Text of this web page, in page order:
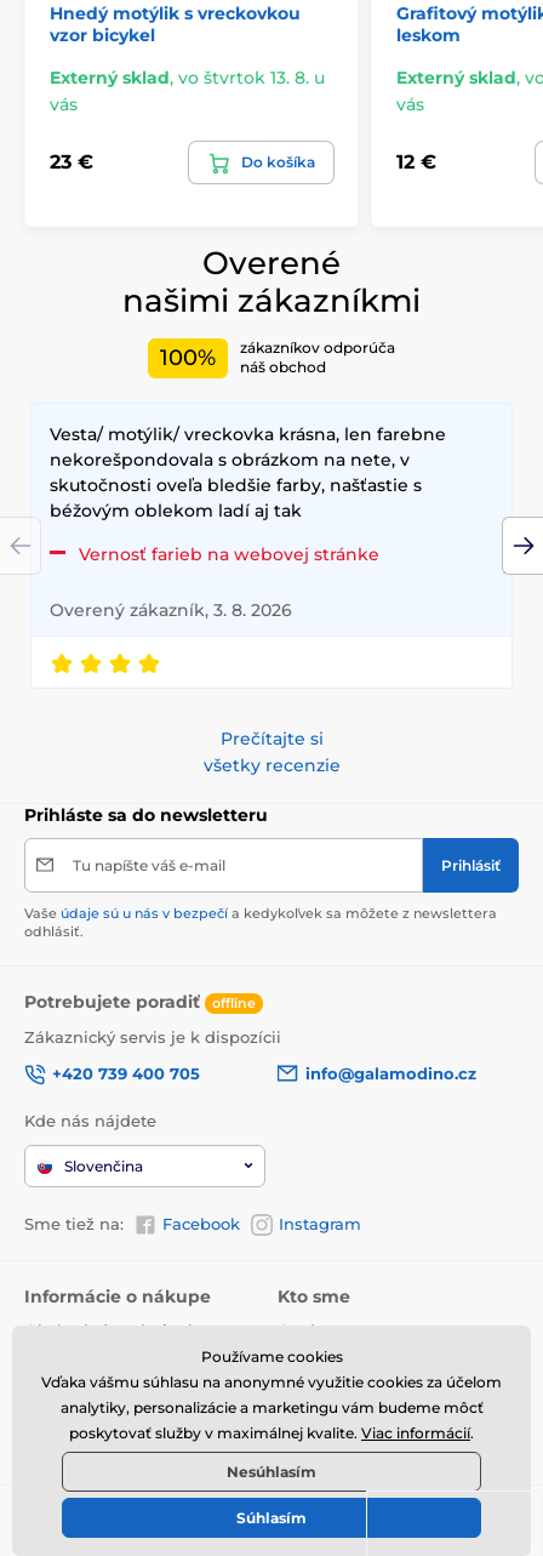
Hnedý motýlik s vreckovkou
vzor bicykel
Externý sklad, vo štvrtok 13. 8. u
vás
23 € Do košíka
Grafitový
leskom
Externý sklad,
vás
12 €
Overené
našimi zákazníkmi
100%
zákazníkov odporúča
náš obchod
Vesta/ motýlik/ vreckovka krásna, len farebne
nekorešpondovala s obrázkom na nete, v
skutočnosti oveľa bledšie farby, našťastie s
béžovým oblekom ladí aj tak
Vernosť farieb na webovej stránke
Overený zákazník, 3. 8. 2026
Prečítajte si
všetky recenzie
Prihláste sa do newsletteru
Tu napíšte váš e-mail Prihlásiť
Vaše údaje sú u nás v bezpečí a kedykoľvek sa môžete z newslettera
odhlásiť.
Potrebujete poradiť offline
Zákaznický servis je k dispozícii
+420 739 400 705
info@galamodino.cz
Kde nás nájdete
Slovenčina
Sme tiež na: Facebook Instagram
Informácie o nákupe
Obchodné podmienky
Vrátenie tovaru a reklamácie
Online vrátenie a reklamácia
Kto sme
O nás
Kontaktné údaje
Ochrana osobných údajov
Spolupráca s Galamodino
© 2026 www.galamodino.sk ⦁ E-shop vytvorila
Používame cookies
Vďaka vášmu súhlasu na anonymné využitie cookies za účelom
analytiky, personalizácie a marketingu vám budeme môcť
poskytovať služby v maximálnej kvalite. Viac informácií.
Nesúhlasím
Súhlasím